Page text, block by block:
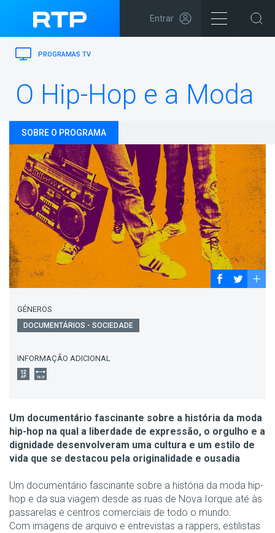
Entrar
PROGRAMAS TV
O Hip-Hop e a Moda
SOBRE O PROGRAMA
GÉNEROS
DOCUMENTÁRIOS - SOCIEDADE
INFORMAÇÃO ADICIONAL
Um documentário fascinante sobre a história da moda
hip-hop na qual a liberdade de expressão, o orgulho e a
dignidade desenvolveram uma cultura e um estilo de
vida que se destacou pela originalidade e ousadia
Um documentário fascinante sobre a história da moda hip-
hop e da sua viagem desde as ruas de Nova Iorque até às
passarelas e centros comerciais de todo o mundo.
Com imagens de arquivo e entrevistas a rappers, estilistas